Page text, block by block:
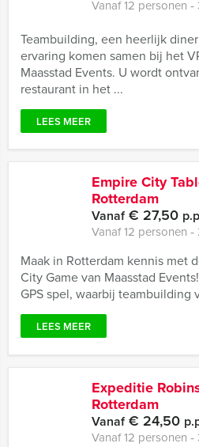
Vanaf 12 personen ‐
Teambuilding, een heerlijk
ervaring komen samen bij het
Maasstad Events. U wordt
restaurant in het ...
LEES MEER
Empire City
Rotterdam
Vanaf€ 27,50
Vanaf 12 personen
Maak in Rotterdam kennis met
City Game van Maasstad
GPS spel, waarbij teambuilding
LEES MEER
Expeditie
Rotterdam
Vanaf€ 24,50
Vanaf 12 personen ‐